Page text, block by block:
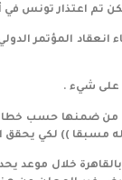
تم اعتذار تونس
المؤتمر
ضمنها حسب
له مسبقا )) لكي